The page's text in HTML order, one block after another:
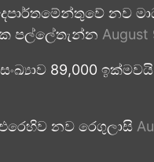
නව
පල්ලේතැන්න August
89,000 ඉක්මවයි
නව රෙගුලාසි